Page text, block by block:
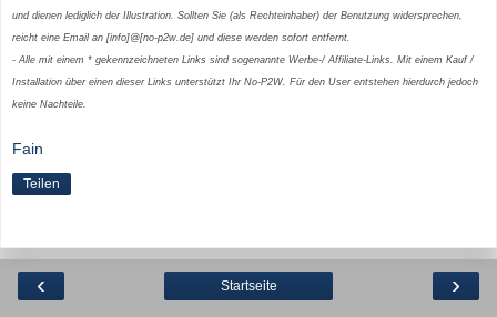
und dienen lediglich der Illustration. Sollten Sie (als Rechteinhaber) der Benutzung widersprechen,
reicht eine Email an [info]@[no-p2w.de] und diese werden sofort entfernt.
- Alle mit einem * gekennzeichneten Links sind sogenannte Werbe-/ Affiliate-Links. Mit einem Kauf /
Installation über einen dieser Links unterstützt Ihr No-P2W. Für den User entstehen hierdurch jedoch
keine Nachteile.
Fain
Teilen
‹ ›
Startseite